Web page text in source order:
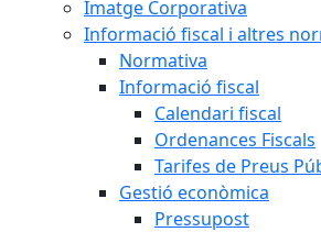
Imatge Corporativa
Informació fiscal i altres
Normativa
Informació fiscal
Calendari fiscal
Ordenances Fiscals
Tarifes de Preus
Gestió econòmica
Pressupost